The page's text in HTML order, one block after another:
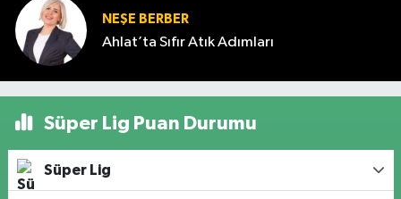
NEŞE BERBER
Ahlat’ta Sıfır Atık Adımları
Süper Lig Puan Durumu
Süper Lig